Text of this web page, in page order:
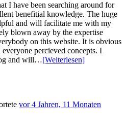
I have been searching around for
benefitial knowledge. The huge
and will facilitate me with my
blown away by the expertise
on this website. It is obvious
percieved concepts. I
and will…[Weiterlesen]
vor 4 Jahren, 11 Monaten